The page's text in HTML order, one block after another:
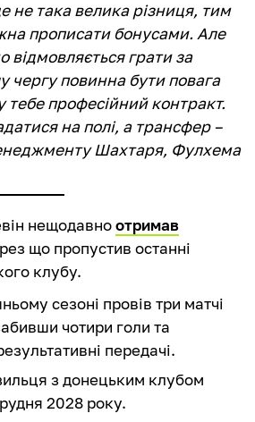
не така велика різниця, тим
прописати бонусами. Але
відмовляється грати за
повинна бути повага
тебе професійний контракт.
на полі, а трансфер –
Шахтаря, Фулхема
нещодавноотримав
що пропустив останні
клубу.
сезоні провів три матчі
чотири голи та
передачі.
з донецьким клубом
2028 року.